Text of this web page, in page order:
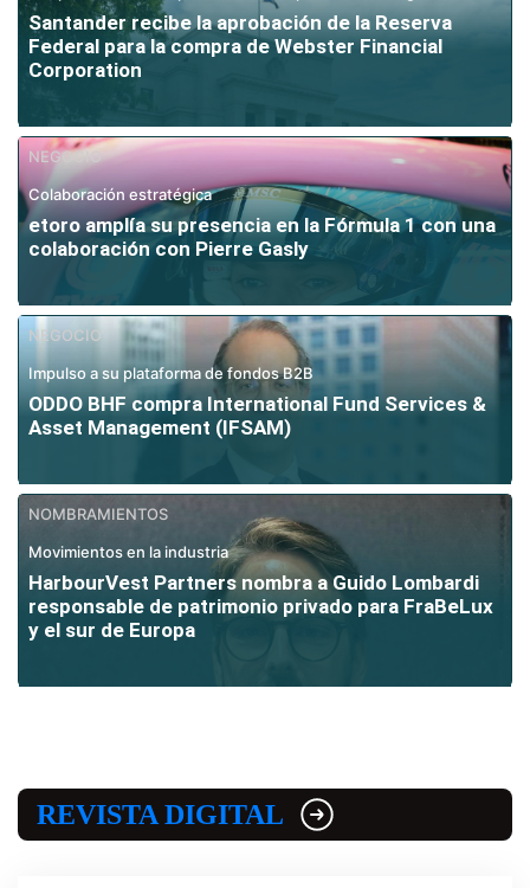
Santander recibe la aprobación de la Reserva
Federal para la compra de Webster Financial
Corporation
NEGOCIO
Colaboración estratégica
etoro amplía su presencia en la Fórmula 1 con una
colaboración con Pierre Gasly
NEGOCIO
Impulso a su plataforma de fondos B2B
ODDO BHF compra International Fund Services &
Asset Management (IFSAM)
NOMBRAMIENTOS
Movimientos en la industria
HarbourVest Partners nombra a Guido Lombardi
responsable de patrimonio privado para FraBeLux
y el sur de Europa
REVISTA DIGITAL